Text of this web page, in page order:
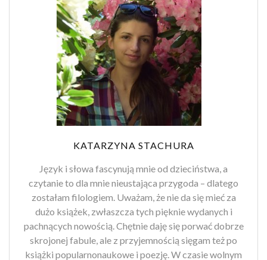
KATARZYNA STACHURA
Język i słowa fascynują mnie od dzieciństwa, a
czytanie to dla mnie nieustająca przygoda – dlatego
zostałam filologiem. Uważam, że nie da się mieć za
dużo książek, zwłaszcza tych pięknie wydanych i
pachnących nowością. Chętnie daję się porwać dobrze
skrojonej fabule, ale z przyjemnością sięgam też po
książki popularnonaukowe i poezję. W czasie wolnym